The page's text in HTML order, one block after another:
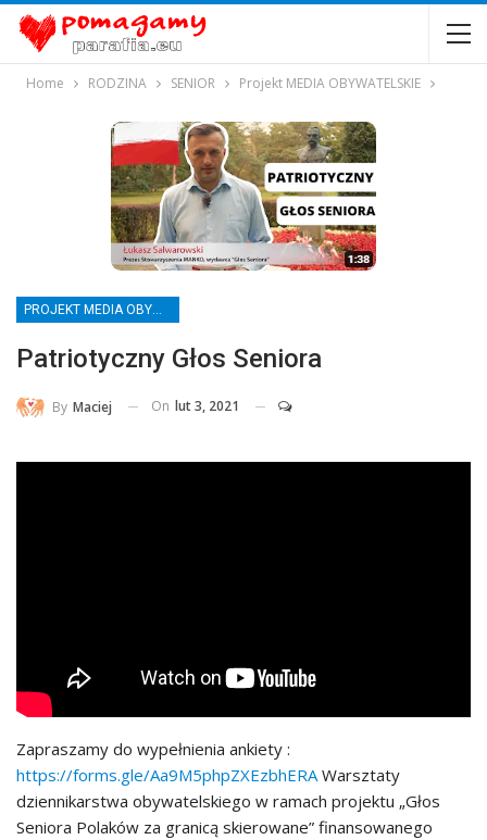
Home RODZINA SENIOR Projekt MEDIA OBYWATELSKIE
PROJEKT MEDIA OBYWATELSKIE
Patriotyczny Głos Seniora
By Maciej On lut 3, 2021
Zapraszamy do wypełnienia ankiety :
https://forms.gle/Aa9M5phpZXEzbhERA Warsztaty
dziennikarstwa obywatelskiego w ramach projektu „Głos
Seniora Polaków za granicą skierowane” finansowanego